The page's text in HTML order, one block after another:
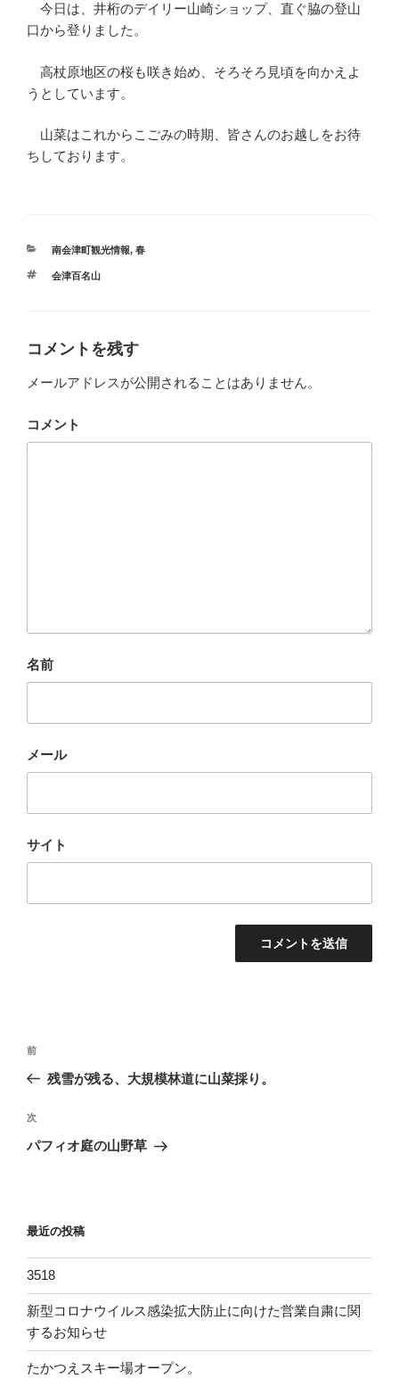
今日は、井桁のデイリー山崎ショップ、直ぐ脇の登山
口から登りました。
高杖原地区の桜も咲き始め、そろそろ見頃を向かえよ
うとしています。
山菜はこれからこごみの時期、皆さんのお越しをお待
ちしております。
カ
ゴ
南会津町観光情報, 春
タ
会津百名山
コメントを残す
メールアドレスが公開されることはありません。
コメント
名前
メール
サイト
投
ビ
ゲ
ン
過
去
投
稿
前
残雪が残る、大規模林道に山菜採り。
次
の
次
パフィオ庭の山野草
最近の投稿
3518
新型コロナウイルス感染拡大防止に向けた営業自粛に関
するお知らせ
たかつえスキー場オープン。